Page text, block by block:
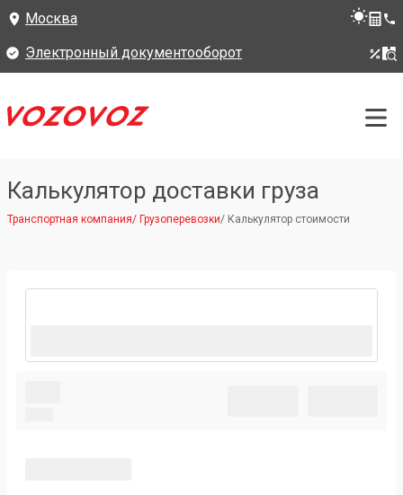
Москва
Электронный документооборот
Калькулятор доставки груза
Транспортная компания/ Грузоперевозки/ Калькулятор стоимости